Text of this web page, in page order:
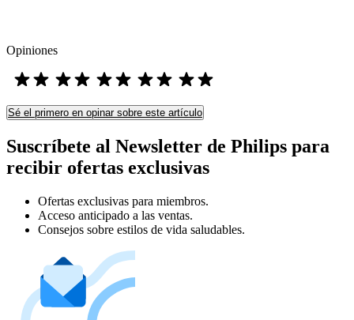
Opiniones
Sé el primero en opinar sobre este artículo
Suscríbete al Newsletter de Philips para
recibir ofertas exclusivas
Ofertas exclusivas para miembros.
Acceso anticipado a las ventas.
Consejos sobre estilos de vida saludables.